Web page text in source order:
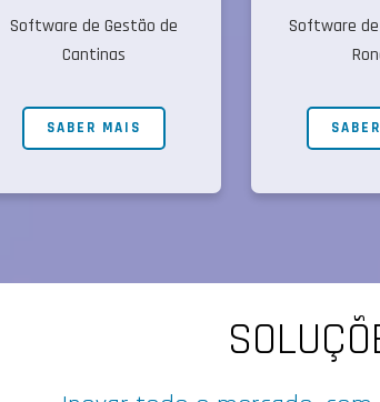
Software de Gestão de
Cantinas
SABER MAIS
Software